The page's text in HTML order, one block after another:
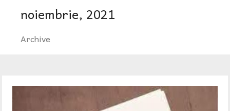
noiembrie, 2021
Archive